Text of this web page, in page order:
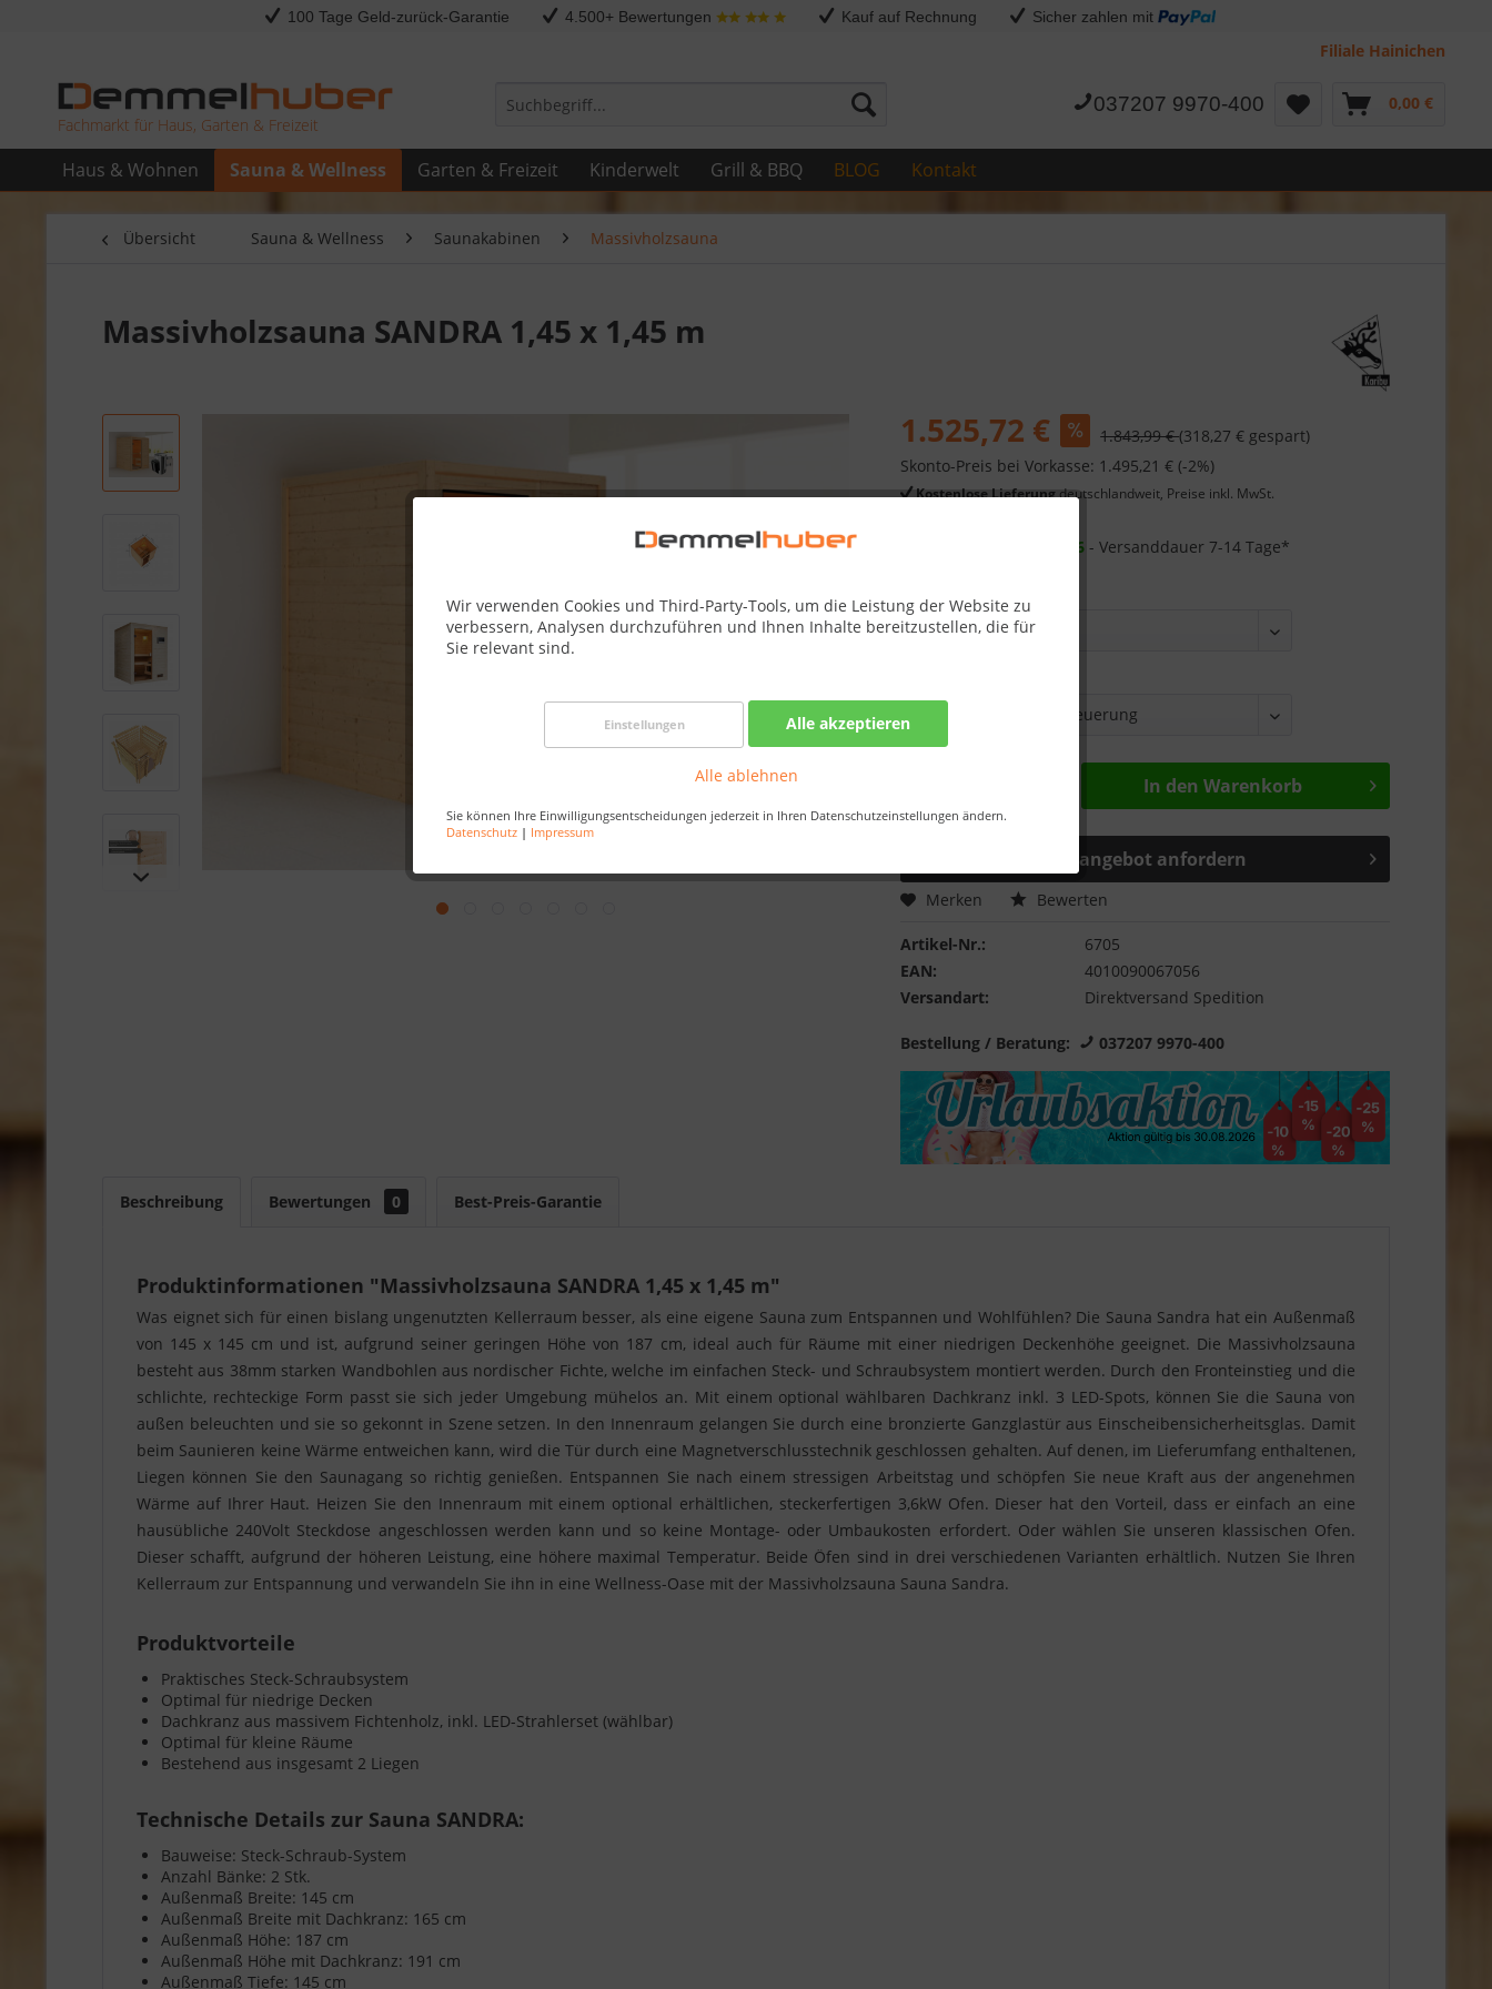
100 Tage Geld-zurück-Garantie 4.500+ Bewertungen Kauf auf Rechnung Sicher zahlen mit
Filiale Hainichen
Fachmarkt für Haus, Garten & Freizeit
037207 9970-400 0,00 €
Haus & Wohnen Sauna & Wellness Garten & Freizeit Kinderwelt Grill & BBQ BLOG Kontakt
Wir verwenden Cookies und Third-Party-Tools, um die Leistung der Website zu
verbessern, Analysen durchzuführen und Ihnen Inhalte bereitzustellen, die für
Sie relevant sind.
Einstellungen Alle akzeptieren
Alle ablehnen
Sie können Ihre Einwilligungsentscheidungen jederzeit in Ihren Datenschutzeinstellungen ändern.
Datenschutz | Impressum
Übersicht Sauna & Wellness Saunakabinen Massivholzsauna
Massivholzsauna SANDRA 1,45 x 1,45 m
1.525,72 € 1.843,99 €(318,27 € gespart)
Skonto-Preis bei Vorkasse: 1.495,21 € (-2%)
Kostenlose Lieferungdeutschlandweit, Preise inkl. MwSt.
25.08.26 - Versanddauer 7-14 Tage*
In den Warenkorb
Sonderangebot anfordern
Merken Bewerten
Artikel-Nr.:
6705
EAN:
4010090067056
Versandart:
Direktversand Spedition
Bestellung / Beratung: 037207 9970-400
Beschreibung Bewertungen 0 Best-Preis-Garantie
Produktinformationen "Massivholzsauna SANDRA 1,45 x 1,45 m"
Was eignet sich für einen bislang ungenutzten Kellerraum besser, als eine eigene Sauna zum Entspannen und Wohlfühlen? Die Sauna Sandra hat ein Außenmaß
von 145 x 145 cm und ist, aufgrund seiner geringen Höhe von 187 cm, ideal auch für Räume mit einer niedrigen Deckenhöhe geeignet. Die Massivholzsauna
besteht aus 38mm starken Wandbohlen aus nordischer Fichte, welche im einfachen Steck- und Schraubsystem montiert werden. Durch den Fronteinstieg und die
schlichte, rechteckige Form passt sie sich jeder Umgebung mühelos an. Mit einem optional wählbaren Dachkranz inkl. 3 LED-Spots, können Sie die Sauna von
außen beleuchten und sie so gekonnt in Szene setzen. In den Innenraum gelangen Sie durch eine bronzierte Ganzglastür aus Einscheibensicherheitsglas. Damit
beim Saunieren keine Wärme entweichen kann, wird die Tür durch eine Magnetverschlusstechnik geschlossen gehalten. Auf denen, im Lieferumfang enthaltenen,
Liegen können Sie den Saunagang so richtig genießen. Entspannen Sie nach einem stressigen Arbeitstag und schöpfen Sie neue Kraft aus der angenehmen
Wärme auf Ihrer Haut. Heizen Sie den Innenraum mit einem optional erhältlichen, steckerfertigen 3,6kW Ofen. Dieser hat den Vorteil, dass er einfach an eine
hausübliche 240Volt Steckdose angeschlossen werden kann und so keine Montage- oder Umbaukosten erfordert. Oder wählen Sie unseren klassischen Ofen.
Dieser schafft, aufgrund der höheren Leistung, eine höhere maximal Temperatur. Beide Öfen sind in drei verschiedenen Varianten erhältlich. Nutzen Sie Ihren
Kellerraum zur Entspannung und verwandeln Sie ihn in eine Wellness-Oase mit der Massivholzsauna Sauna Sandra.
Produktvorteile
Praktisches Steck-Schraubsystem
Optimal für niedrige Decken
Dachkranz aus massivem Fichtenholz, inkl. LED-Strahlerset (wählbar)
Optimal für kleine Räume
Bestehend aus insgesamt 2 Liegen
Technische Details zur Sauna SANDRA:
Bauweise: Steck-Schraub-System
Anzahl Bänke: 2 Stk.
Außenmaß Breite: 145 cm
Außenmaß Breite mit Dachkranz: 165 cm
Außenmaß Höhe: 187 cm
Außenmaß Höhe mit Dachkranz: 191 cm
Außenmaß Tiefe: 145 cm